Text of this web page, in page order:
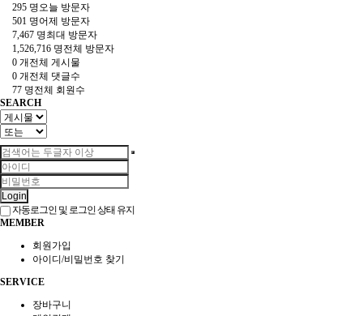
295 명오늘 방문자
501 명어제 방문자
7,467 명최대 방문자
1,526,716 명전체 방문자
0 개전체 게시물
0 개전체 댓글수
77 명전체 회원수
SEARCH
Login
자동로그인 및 로그인 상태 유지
MEMBER
회원가입
아이디/비밀번호 찾기
SERVICE
장바구니